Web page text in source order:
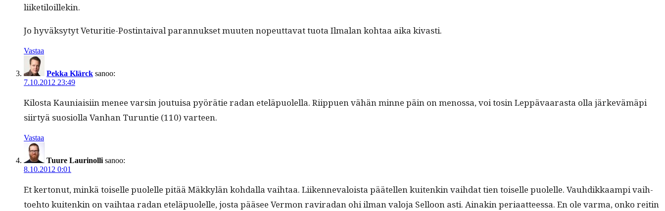
liiketiloillekin.
Jo hyväksy­tyt Vetu­ri­tie-Postin­taival paran­nuk­set muuten nopeut­ta­vat tuo­ta Ilmalan kohtaa aika kivasti.
Vastaa
Pekka Klärck sanoo:
7.10.2012 23:49
Kilo­sta Kau­ni­aisi­in menee varsin jou­tu­isa pyörätie radan eteläpuolel­la. Riip­puen vähän minne päin on menos­sa, voi tosin Lep­pä­vaaras­ta olla järkevämäpi
siir­tyä suo­si­ol­la Van­han Turun­tie (110) varteen.
Vastaa
Tuure Laurinolli sanoo:
8.10.2012 0:01
Et ker­tonut, minkä toiselle puolelle pitää Mäkkylän kohdal­la vai­h­taa. Liiken­neval­oista päätellen kuitenkin vai­h­dat tien toiselle puolelle. Vauhdikkaampi vai­h­
toe­hto kuitenkin on vai­h­taa radan eteläpuolelle, jos­ta pääsee Ver­mon ravi­radan ohi ilman val­o­ja Sel­l­oon asti. Ainakin peri­aat­teessa. En ole var­ma, onko reitin